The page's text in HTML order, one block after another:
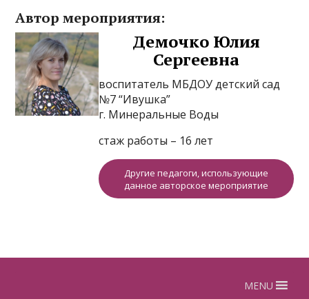
Автор мероприятия:
Демочко Юлия
Сергеевна
воспитатель МБДОУ детский сад
№7 “Ивушка”
г. Минеральные Воды
стаж работы – 16 лет
Другие педагоги, использующие
данное авторское мероприятие
MENU